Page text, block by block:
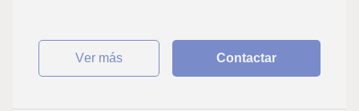
ver más Contactar